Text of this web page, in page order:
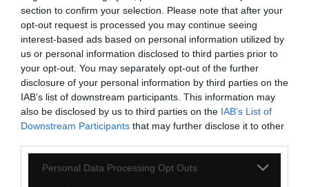
section to confirm your selection. Please note that after your
opt-out request is processed you may continue seeing
interest-based ads based on personal information utilized by
us or personal information disclosed to third parties prior to
your opt-out. You may separately opt-out of the further
disclosure of your personal information by third parties on the
IAB’s list of downstream participants. This information may
also be disclosed by us to third parties on the IAB’s List of
Downstream Participants that may further disclose it to other
Personal Data Processing Opt Outs